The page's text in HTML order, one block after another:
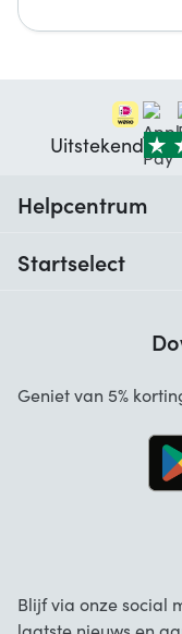
Uitstekend
Helpcentrum
Startselect
Startselect App
Zakelijke Oplossingen
Geniet van 5%
Blijf via onze social